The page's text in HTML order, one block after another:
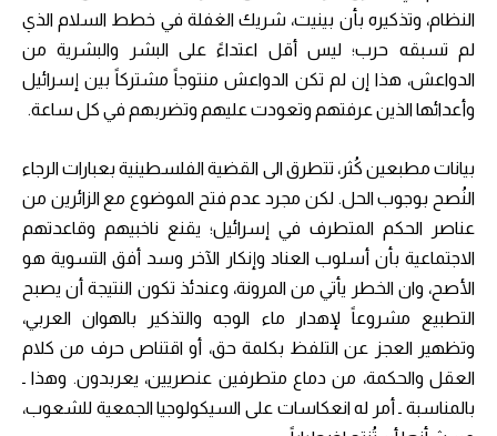
النظام، وتذكيره بأن بينيت، شريك الغفلة في خطط السلام الذي
لم تسبقه حرب؛ ليس أقل اعتداءً على البشر والبشرية من
الدواعش، هذا إن لم تكن الدواعش منتوجاً مشتركاً بين إسرائيل
وأعدائها الذين عرفتهم وتعودت عليهم وتضربهم في كل ساعة.
بيانات مطبعين كُثر، تتطرق الى القضية الفلسطينية بعبارات الرجاء
النُصح بوجوب الحل. لكن مجرد عدم فتح الموضوع مع الزائرين من
عناصر الحكم المتطرف في إسرائيل؛ يقنع ناخبيهم وقاعدتهم
الاجتماعية بأن أسلوب العناد وإنكار الآخر وسد أفق التسوية هو
الأصح، وان الخطر يأتي من المرونة، وعندئذ تكون النتيجة أن يصبح
التطبيع مشروعاً لإهدار ماء الوجه والتذكير بالهوان العربي،
وتظهير العجز عن التلفظ بكلمة حق، أو اقتناص حرف من كلام
العقل والحكمة، من دماع متطرفين عنصريين، يعربدون. وهذا ـ
بالمناسبة ـ أمر له انعكاسات على السيكولوجيا الجمعية للشعوب،